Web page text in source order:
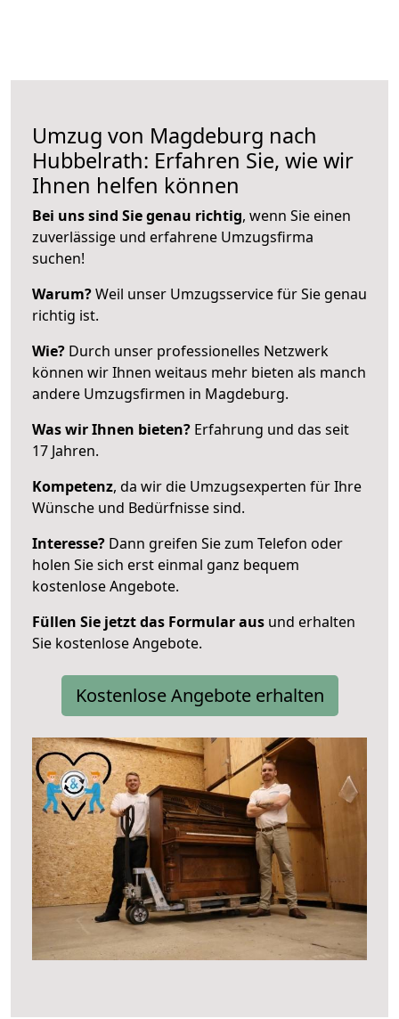
Umzug von Magdeburg nach
Hubbelrath: Erfahren Sie, wie wir
Ihnen helfen können
Bei uns sind Sie genau richtig, wenn Sie einen
zuverlässige und erfahrene Umzugsfirma
suchen!
Warum?Weil unser Umzugsservice für Sie genau
richtig ist.
Wie? Durch unser professionelles Netzwerk
können wir Ihnen weitaus mehr bieten als manch
andere Umzugsfirmen in Magdeburg.
Was wir Ihnen bieten? Erfahrung und das seit
17 Jahren.
Kompetenz, da wir die Umzugsexperten für Ihre
Wünsche und Bedürfnisse sind.
Interesse? Dann greifen Sie zum Telefon oder
holen Sie sich erst einmal ganz bequem
kostenlose Angebote.
Füllen Sie jetzt das Formular aus und erhalten
Sie kostenlose Angebote.
Kostenlose Angebote erhalten